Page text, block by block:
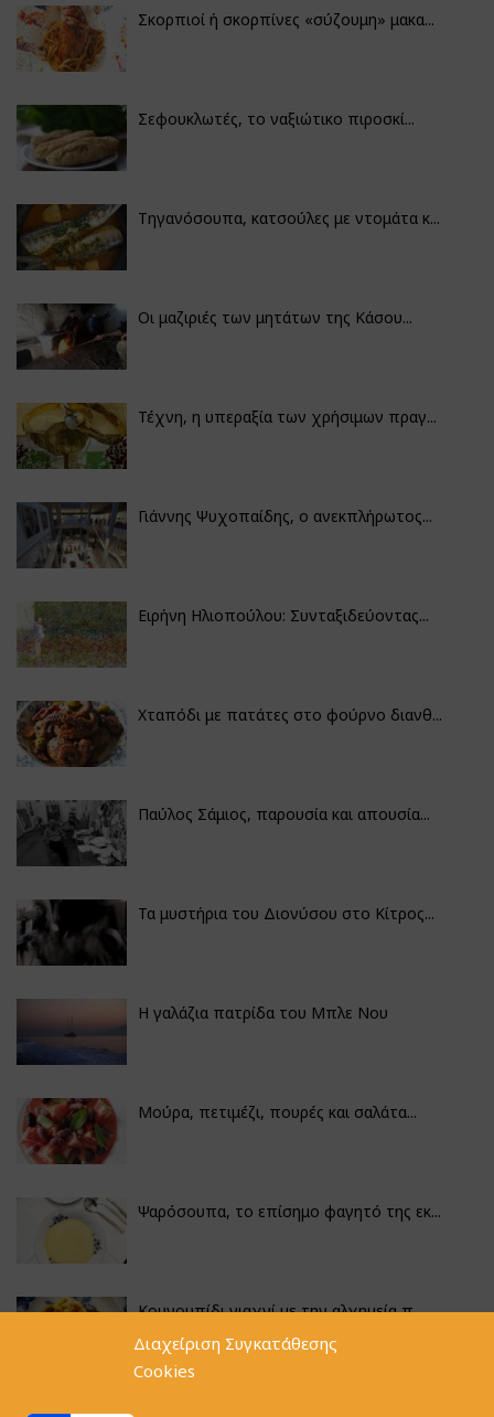
Διαχείριση Συγκατάθεσης
Cookies
Σκορπιοί ή σκορπίνες «σύζουμη» μακα...
Σεφουκλωτές, το ναξιώτικο πιροσκί...
Τηγανόσουπα, κατσούλες με ντομάτα κ...
Οι μαζιριές των μητάτων της Κάσου...
Τέχνη, η υπεραξία των χρήσιμων πραγ...
Γιάννης Ψυχοπαίδης, ο ανεκπλήρωτος...
Ειρήνη Ηλιοπούλου: Συνταξιδεύοντας...
Χταπόδι με πατάτες στο φούρνο διανθ...
Παύλος Σάμιος, παρουσία και απουσία...
Τα μυστήρια του Διονύσου στο Κίτρος...
Η γαλάζια πατρίδα του Μπλε Νου
Μούρα, πετιμέζι, πουρές και σαλάτα...
Ψαρόσουπα, το επίσημο φαγητό της εκ...
Κουνουπίδι γιαχνί με την αλχημεία π...